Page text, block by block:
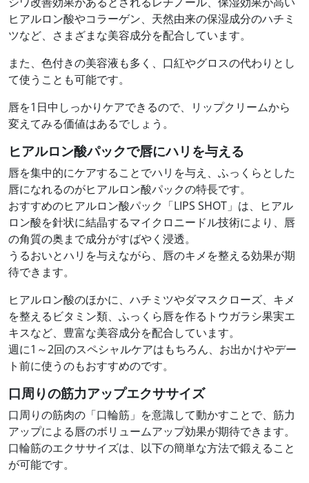
ヒアルロン酸やコラーゲン、天然由来の保湿成分のハチミ
ツなど、さまざまな美容成分を配合しています。
また、色付きの美容液も多く、口紅やグロスの代わりとし
て使うことも可能です。
唇を1日中しっかりケアできるので、リップクリームから
変えてみる価値はあるでしょう。
ヒアルロン酸パックで唇にハリを与える
唇を集中的にケアすることでハリを与え、ふっくらとした
唇になれるのがヒアルロン酸パックの特長です。
おすすめのヒアルロン酸パック「LIPS SHOT」は、ヒアル
ロン酸を針状に結晶するマイクロニードル技術により、唇
の角質の奥まで成分がすばやく浸透。
うるおいとハリを与えながら、唇のキメを整える効果が期
待できます。
ヒアルロン酸のほかに、ハチミツやダマスクローズ、キメ
を整えるビタミン類、ふっくら唇を作るトウガラシ果実エ
キスなど、豊富な美容成分を配合しています。
週に1～2回のスペシャルケアはもちろん、お出かけやデー
ト前に使うのもおすすめのです。
口周りの筋力アップエクササイズ
口周りの筋肉の「口輪筋」を意識して動かすことで、筋力
アップによる唇のボリュームアップ効果が期待できます。
口輪筋のエクササイズは、以下の簡単な方法で鍛えること
が可能です。